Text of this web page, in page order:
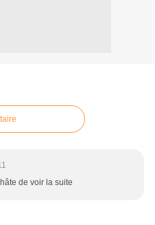
de voir la suite